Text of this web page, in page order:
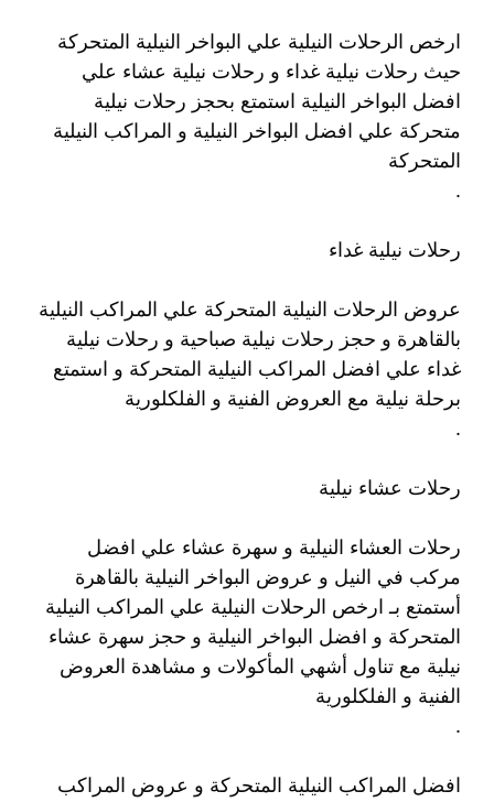
ارخص الرحلات النيلية علي البواخر النيلية المتحركة
حيث رحلات نيلية غداء و رحلات نيلية عشاء علي
افضل البواخر النيلية استمتع بحجز رحلات نيلية
متحركة علي افضل البواخر النيلية و المراكب النيلية
المتحركة
.
رحلات نيلية غداء
عروض الرحلات النيلية المتحركة علي المراكب النيلية
بالقاهرة و حجز رحلات نيلية صباحية و رحلات نيلية
غداء علي افضل المراكب النيلية المتحركة و استمتع
برحلة نيلية مع العروض الفنية و الفلكلورية
.
رحلات عشاء نيلية
رحلات العشاء النيلية و سهرة عشاء علي افضل
مركب في النيل و عروض البواخر النيلية بالقاهرة
أستمتع بـ ارخص الرحلات النيلية علي المراكب النيلية
المتحركة و افضل البواخر النيلية و حجز سهرة عشاء
نيلية مع تناول أشهي المأكولات و مشاهدة العروض
الفنية و الفلكلورية
.
افضل المراكب النيلية المتحركة و عروض المراكب